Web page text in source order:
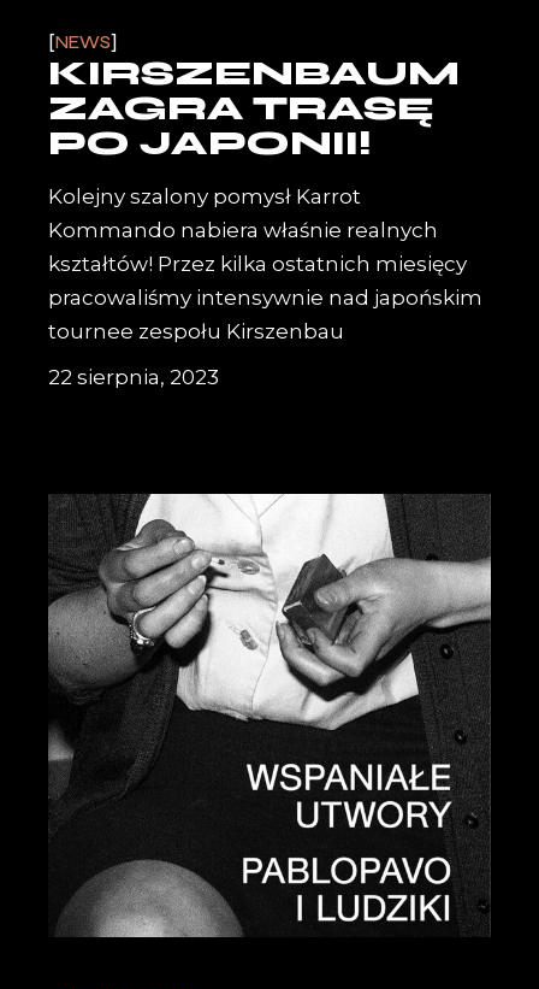
NEWS
KIRSZENBAUM
ZAGRA TRASĘ
PO JAPONII!
Kolejny szalony pomysł Karrot
Kommando nabiera właśnie realnych
kształtów! Przez kilka ostatnich miesięcy
pracowaliśmy intensywnie nad japońskim
tournee zespołu Kirszenbau
22 sierpnia, 2023